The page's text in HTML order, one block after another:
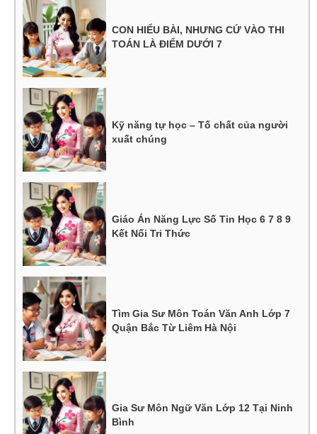
CON HIỂU BÀI, NHƯNG CỨ VÀO THI
TOÁN LÀ ĐIỂM DƯỚI 7
Kỹ năng tự học – Tố chất của người
xuất chúng
Giáo Án Năng Lực Số Tin Học 6 7 8 9
Kết Nối Tri Thức
Tìm Gia Sư Môn Toán Văn Anh Lớp 7
Quận Bắc Từ Liêm Hà Nội
Gia Sư Môn Ngữ Văn Lớp 12 Tại Ninh
Bình